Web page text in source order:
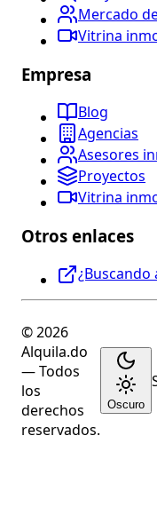
Mercado
Vitrina
Empresa
Blog
Agencias
Asesores
Proyectos
Vitrina
Otros enlaces
© 2026
Alquila.do
— Todos
los
derechos
reservados.
Oscuro